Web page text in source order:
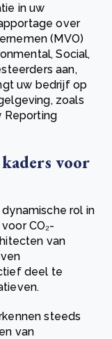
in uw
over
(MVO)
Social,
aan,
uw bedrijf op
zoals
Reporting
voor
rol in
CO₂-
van
deel te
steeds
van